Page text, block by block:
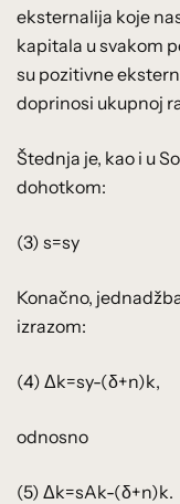
eksternalija koje
kapitala u svakom
su pozitivne
doprinosi ukupnoj
Štednja je, kao i u
dohotkom:
(3) s=sy
Konačno,
izrazom:
(4) Δk=sy-(δ+n)k,
odnosno
(5) Δk=sAk-(δ+n)k.